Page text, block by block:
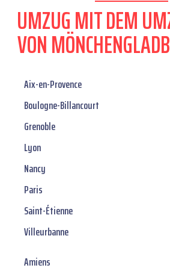
UMZUG MIT DEM
VON
Aix-en-Provence
Boulogne-Billancourt
Grenoble
Lyon
Nancy
Paris
Saint-Étienne
Villeurbanne
Amiens